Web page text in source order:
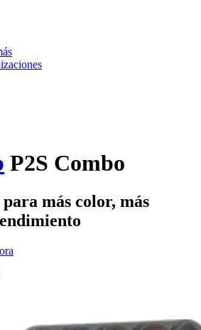
P2S Combo
más color, más